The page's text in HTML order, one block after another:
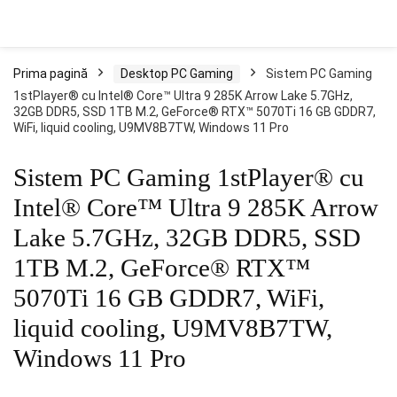
Prima pagină Desktop PC Gaming
Sistem PC Gaming
1stPlayer® cu Intel® Core™ Ultra 9 285K Arrow Lake 5.7GHz,
32GB DDR5, SSD 1TB M.2, GeForce® RTX™ 5070Ti 16 GB GDDR7,
WiFi, liquid cooling, U9MV8B7TW, Windows 11 Pro
Sistem PC Gaming 1stPlayer® cu
Intel® Core™ Ultra 9 285K Arrow
Lake 5.7GHz, 32GB DDR5, SSD
1TB M.2, GeForce® RTX™
5070Ti 16 GB GDDR7, WiFi,
liquid cooling, U9MV8B7TW,
Windows 11 Pro